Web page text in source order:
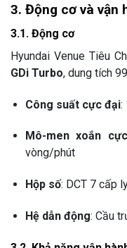
3. Động cơ và vận
3.1. Động cơ
Hyundai Venue Tiêu
GDi Turbo, dung tích
Công suất cực đại:
Mô-men xoắn
vòng/phút
Hộp số: DCT 7 cấp
Hệ dẫn động: Cầu